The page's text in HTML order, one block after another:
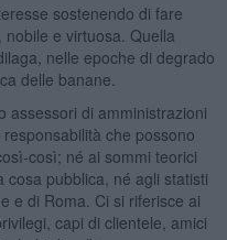
sostenendo di fare
e virtuosa. Quella
nelle epoche di degrado
delle banane.
assessori di amministrazioni
che possono
così; né ai sommi teorici
cosa pubblica, né agli statisti
e di Roma. Ci si riferisce ai
capi di clientele, amici